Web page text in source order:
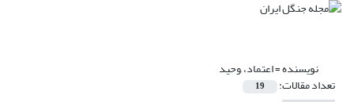
نویسنده =اعتماد، ,وحید
تعداد مقالات: 19